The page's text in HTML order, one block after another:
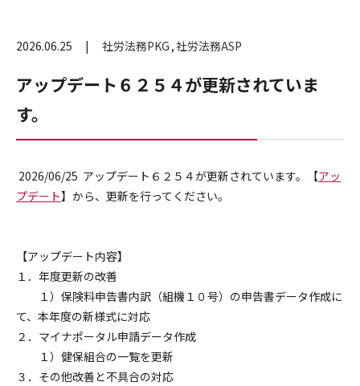
2026.06.25 社労法務PKG 社労法務ASP
アップデート６２５４が更新されていま
す。
2026/06/25 アップデート６２５４が更新されています。【アッ
プデート】から、更新を行ってください。
【アップデート内容】
１．年度更新の改善
１）保険料申告書内訳（組機１０号）の申告書データ作成に
て、本年度の新様式に対応
２．マイナポータル申請データ作成
１）健保組合の一覧を更新
３．その他改善と不具合の対応